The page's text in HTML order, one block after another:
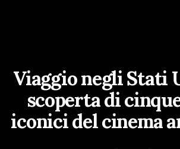
Viaggio negli Stati
scoperta di
iconici del cinema